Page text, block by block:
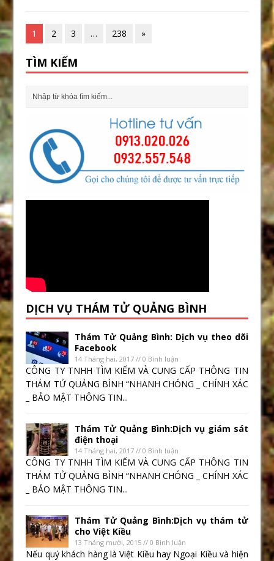
1 2 3 … 238 »
TÌM KIẾM
DỊCH VỤ THÁM TỬ QUẢNG BÌNH
Thám Tử Quảng Bình: Dịch vụ theo dõi
Facebook
14 Tháng hai, 2017 // 0 Bình luận
CÔNG TY TNHH TÌM KIẾM VÀ CUNG CẤP THÔNG TIN
THÁM TỬ QUẢNG BÌNH “NHANH CHÓNG _ CHÍNH XÁC
_ BẢO MẬT THÔNG TIN...
Thám Tử Quảng Bình:Dịch vụ giám sát
điện thoại
14 Tháng hai, 2017 // 0 Bình luận
CÔNG TY TNHH TÌM KIẾM VÀ CUNG CẤP THÔNG TIN
THÁM TỬ QUẢNG BÌNH “NHANH CHÓNG _ CHÍNH XÁC
_ BẢO MẬT THÔNG TIN...
Thám Tử Quảng Bình:Dịch vụ thám tử
cho Việt Kiều
13 Tháng mười, 2015 // 0 Bình luận
Nếu quý khách hàng là Việt Kiều hay Ngoại Kiều và hiện